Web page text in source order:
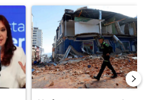
el título "Javier Milei celebra la
Un artículo de tendencia